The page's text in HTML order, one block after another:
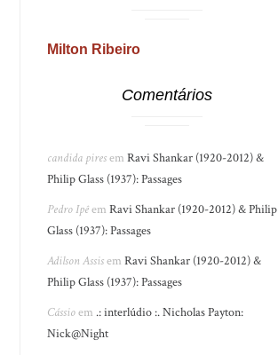
Milton Ribeiro
Comentários
candida piresemRavi Shankar (1920-2012) &
Philip Glass (1937): Passages
Pedro IpêemRavi Shankar (1920-2012) & Philip
Glass (1937): Passages
Adilson AssisemRavi Shankar (1920-2012) &
Philip Glass (1937): Passages
Cássioem .: interlúdio :. Nicholas Payton:
Nick@Night